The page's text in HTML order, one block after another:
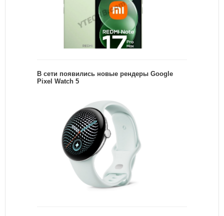
В сети появились новые рендеры Google
Pixel Watch 5